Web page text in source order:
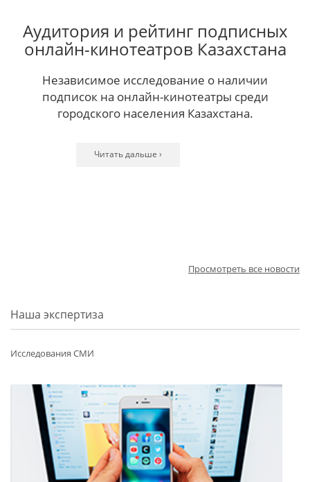
Аудитория и рейтинг подписных
онлайн-кинотеатров Казахстана
Независимое исследование о наличии
подписок на онлайн-кинотеатры среди
городского населения Казахстана.
Читать дальше ›
Читать дальше ›
Читать дальше ›
Читать дальше ›
Просмотреть все новости
Наша экспертиза
Исследования СМИ